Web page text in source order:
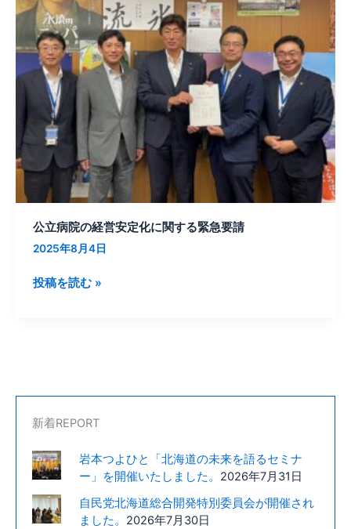
公立病院の経営安定化に関する緊急要請
2025年8月4日
病
院
の
経
定
化
関
緊
急
請
投稿を読む »
新着REPORT
岩本つよひと「北海道の未来を語るセミナ
ー」を開催いたしました。
2026年7月31日
自民党北海道総合開発特別委員会が開催され
ました。
2026年7月30日